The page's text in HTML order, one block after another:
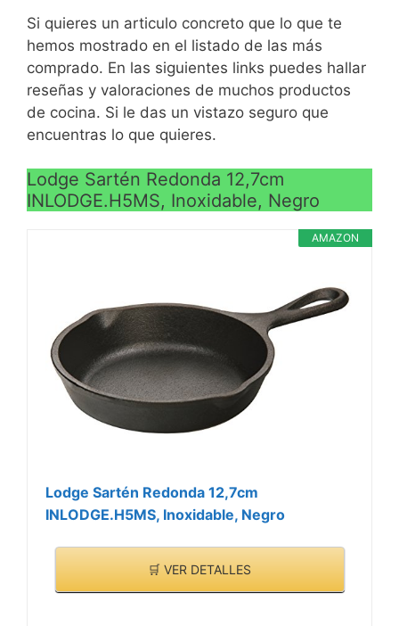
VER
CARACTERÍSTICAS
>
Si quieres un articulo concreto que lo que te
hemos mostrado en el listado de las más
comprado. En las siguientes links puedes hallar
reseñas y valoraciones de muchos productos
de cocina. Si le das un vistazo seguro que
encuentras lo que quieres.
Lodge Sartén Redonda 12,7cm
INLODGE.H5MS, Inoxidable, Negro
AMAZON
Lodge Sartén Redonda 12,7cm
INLODGE.H5MS, Inoxidable, Negro
🛒 VER DETALLES